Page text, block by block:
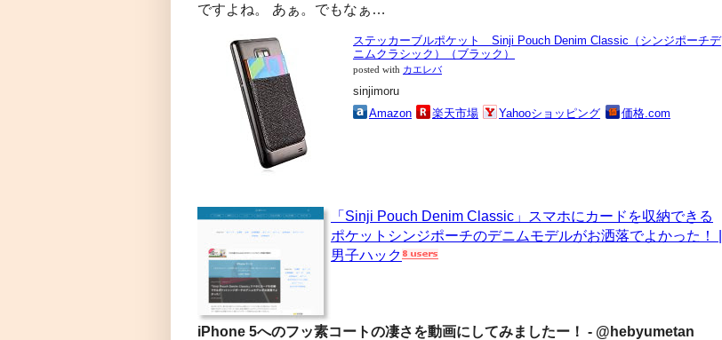
ですよね。 あぁ。でもなぁ…
ステッカーブルポケット Sinji Pouch Denim Classic（シンジポーチデ
ニムクラシック）（ブラック）
posted with カエレバ
sinjimoru
Amazon
楽天市場 Yahooショッピング 価格.com
「Sinji Pouch Denim Classic」スマホにカードを収納できる
ポケットシンジポーチのデニムモデルがお洒落でよかった！ |
男子ハック
iPhone 5へのフッ素コートの凄さを動画にしてみましたー！ - @hebyumetan